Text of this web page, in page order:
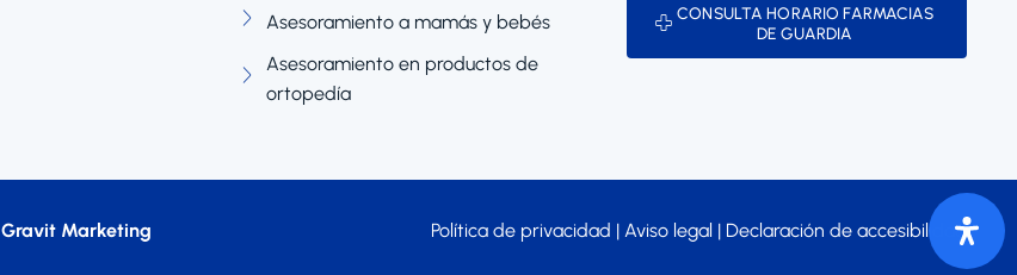
Asesoramiento a mamás y bebés
Asesoramiento en productos de
ortopedía
CONSULTA HORARIO FARMACIAS
DE GUARDIA
Gravit Marketing Política de privacidad | Aviso legal | Declaración de accesibilidad